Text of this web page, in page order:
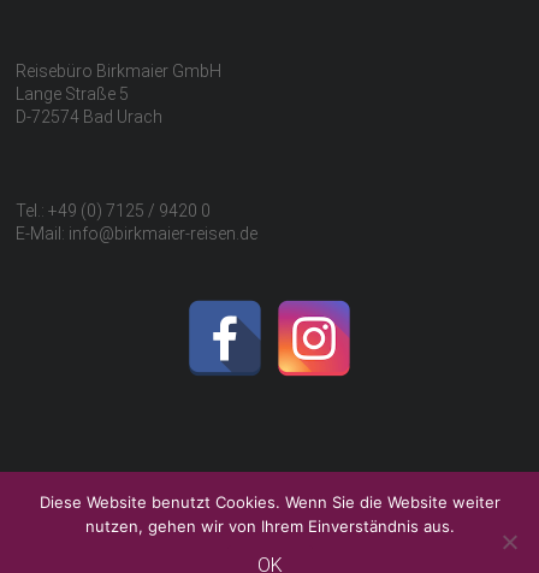
Reisebüro Birkmaier GmbH
Lange Straße 5
D-72574 Bad Urach
Tel.: +49 (0) 7125 / 9420 0
E-Mail: info@birkmaier-reisen.de
Diese Website benutzt Cookies. Wenn Sie die Website weiter
nutzen, gehen wir von Ihrem Einverständnis aus.
OK